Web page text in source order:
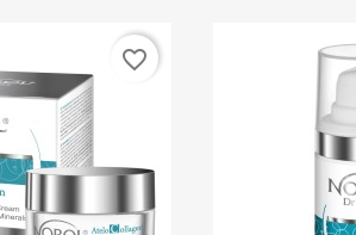
favorite_border